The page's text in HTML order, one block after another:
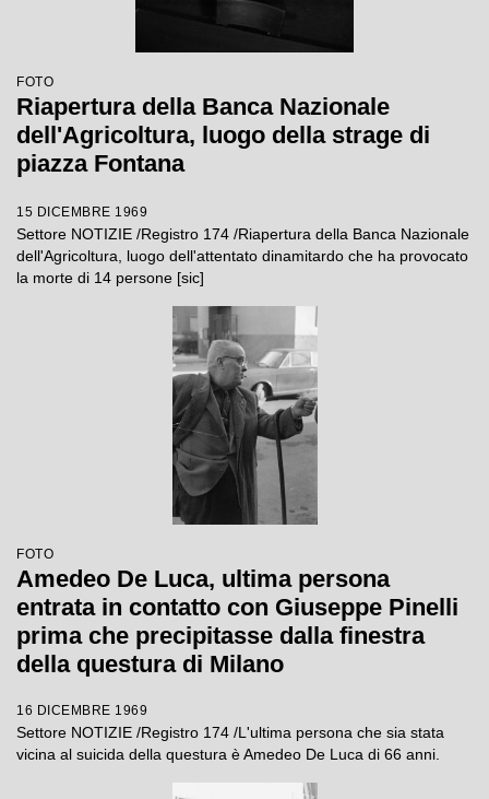
FOTO
Riapertura della Banca Nazionale
dell'Agricoltura, luogo della strage di
piazza Fontana
15 DICEMBRE 1969
Settore NOTIZIE /Registro 174 /Riapertura della Banca Nazionale
dell'Agricoltura, luogo dell'attentato dinamitardo che ha provocato
la morte di 14 persone [sic]
FOTO
Amedeo De Luca, ultima persona
entrata in contatto con Giuseppe Pinelli
prima che precipitasse dalla finestra
della questura di Milano
16 DICEMBRE 1969
Settore NOTIZIE /Registro 174 /L'ultima persona che sia stata
vicina al suicida della questura è Amedeo De Luca di 66 anni.